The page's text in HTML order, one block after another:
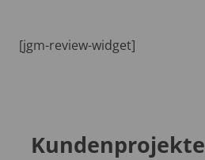
[jgm-review-widget]
Kundenprojekte